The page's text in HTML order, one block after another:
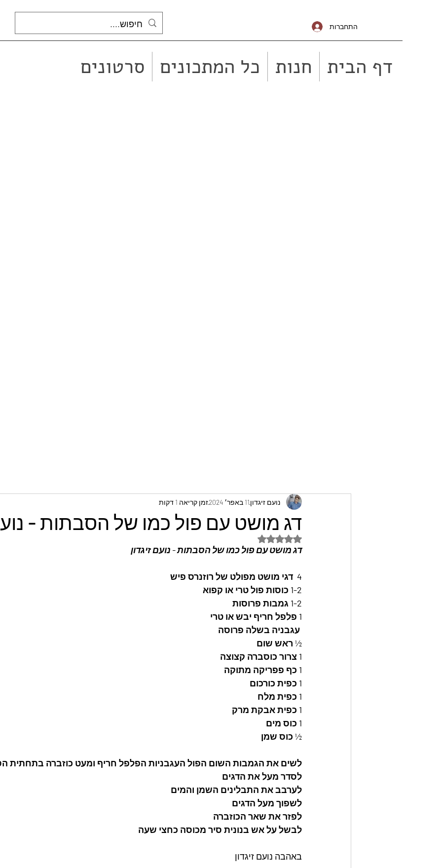
התחברות
דף הבית חנות כל המתכונים סרטונים
דג מושט עם פול כמו של הסבתות - נועם
נועם זיגדון11 באפר׳ 2024 זמן קריאה 1 דקות
דירוג של NaN מתוך 5 כוכבים
דג מושט עם פול כמו של הסבתות - נועם זיגדון
4  דגי מושט מפולט של רוזנרס פיש
1-2 כוסות פול טרי או קפוא
1-2 גמבות פרוסות
1 פלפל חריף יבש או טרי
½ ראש שום
1 צרור כוסברה קצוצה
1 כף פפריקה מתוקה
1 כפית כורכום
1 כפית מלח
1 כפית אבקת מרק
1 כוס מים
½ כוס שמן
לשים את הגמבות השום הפול העגבניות הפלפל חריף ומעט כוזברה בתחתית
לסדר מעל את הדגים
לערבב את התבלינים השמן והמים
לשפוך מעל הדגים
לפזר את שאר הכוזברה
לבשל על אש בנונית סיר מכוסה כחצי שעה
באהבה נועם זיגדון